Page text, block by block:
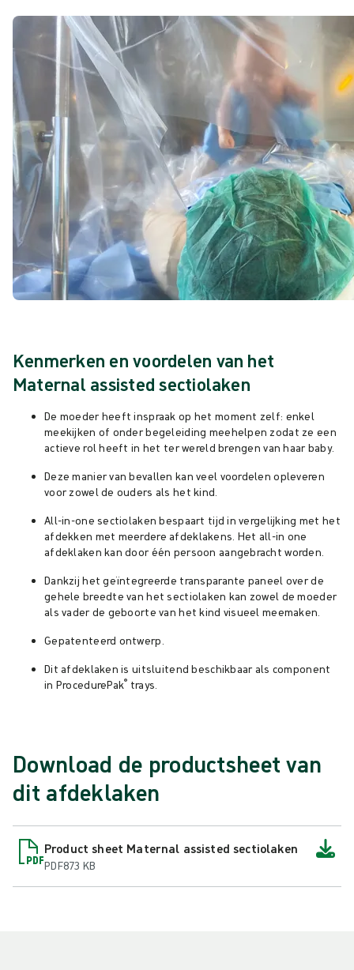
Kenmerken en voordelen van het
Maternal assisted sectiolaken
De moeder heeft inspraak op het moment zelf: enkel
meekijken of onder begeleiding meehelpen zodat ze een
actieve rol heeft in het ter wereld brengen van haar baby.
Deze manier van bevallen kan veel voordelen opleveren
voor zowel de ouders als het kind.
All-in-one sectiolaken bespaart tijd in vergelijking met het
afdekken met meerdere afdeklakens. Het all-in one
afdeklaken kan door één persoon aangebracht worden.
Dankzij het geïntegreerde transparante paneel over de
gehele breedte van het sectiolaken kan zowel de moeder
als vader de geboorte van het kind visueel meemaken.
Gepatenteerd ontwerp.
Dit afdeklaken is uitsluitend beschikbaar als component
in ProcedurePak® trays.
Download de productsheet van
dit afdeklaken
Product sheet Maternal assisted sectiolaken
PDF873 KB